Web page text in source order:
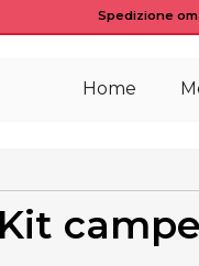
Spedizione
Home